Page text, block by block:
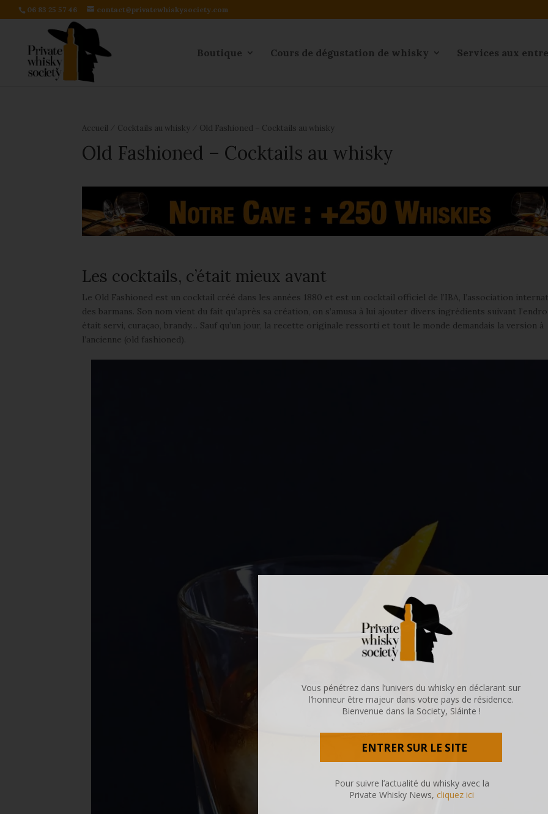
06 83 25 57 46 contact@privatewhiskysociety.com
Boutique Cours de dégustation de whisky Services aux
Accueil Cocktails au whisky Old Fashioned – Cocktails au whisky
Old Fashioned – Cocktails au whisky
Les cocktails, c’était mieux avant
Le Old Fashioned est un cocktail créé dans les années 1880 et est un cocktail officiel de l’IBA, l’association
des barmans. Son nom vient du fait qu’après sa création, on s’amusa à lui ajouter divers ingrédients suivant
était servi, curaçao, brandy… Sauf qu’un jour, la recette originale ressorti et tout le monde demandais la version à
l’ancienne (old fashioned).
Vous pénétrez dans l’univers du whisky en déclarant sur
l’honneur être majeur dans votre pays de résidence.
Bienvenue dans la Society, Sláinte !
ENTRER SUR LE SITE
Pour suivre l’actualité du whisky avec la
Private Whisky News, cliquez ici